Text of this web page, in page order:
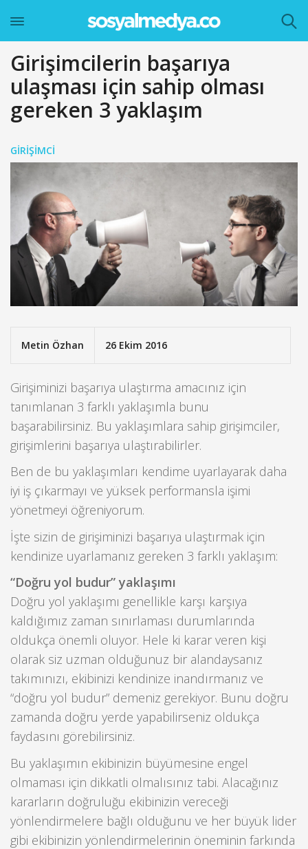
Girişimcilerin başarıya
ulaşması için sahip olması
gereken 3 yaklaşım
GIRIŞIMCI
Metin Özhan 26 Ekim 2016
Girişiminizi başarıya ulaştırma amacınız için
tanımlanan 3 farklı yaklaşımla bunu
başarabilirsiniz. Bu yaklaşımlara sahip girişimciler,
girişimlerini başarıya ulaştırabilirler.
Ben de bu yaklaşımları kendime uyarlayarak daha
iyi iş çıkarmayı ve yüksek performansla işimi
yönetmeyi öğreniyorum.
İşte sizin de girişiminizi başarıya ulaştırmak için
kendinize uyarlamanız gereken 3 farklı yaklaşım:
“Doğru yol budur” yaklaşımı
Doğru yol yaklaşımı genellikle karşı karşıya
kaldığımız zaman sınırlaması durumlarında
oldukça önemli oluyor. Hele ki karar veren kişi
olarak siz uzman olduğunuz bir alandaysanız
takımınızı, ekibinizi kendinize inandırmanız ve
“doğru yol budur” demeniz gerekiyor. Bunu doğru
zamanda doğru yerde yapabilirseniz oldukça
faydasını görebilirsiniz.
Bu yaklaşımın ekibinizin büyümesine engel
olmaması için dikkatli olmalısınız tabi. Alacağınız
kararların doğruluğu ekibinizin vereceği
yönlendirmelere bağlı olduğunu ve her büyük lider
gibi ekibinizin yönlendirmelerinin öneminin farkında